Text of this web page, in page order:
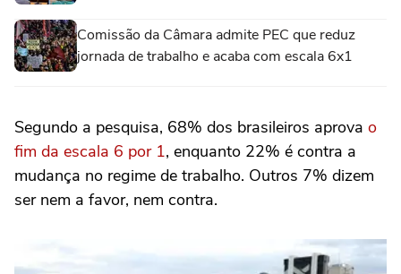
Comissão da Câmara admite PEC que reduz
jornada de trabalho e acaba com escala 6x1
Segundo a pesquisa, 68% dos brasileiros aprova o
fim da escala 6 por 1, enquanto 22% é contra a
mudança no regime de trabalho. Outros 7% dizem
ser nem a favor, nem contra.